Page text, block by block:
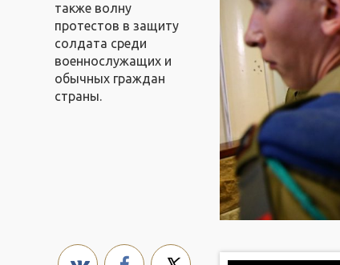
также волну
протестов в защиту
солдата среди
военнослужащих и
обычных граждан
страны.